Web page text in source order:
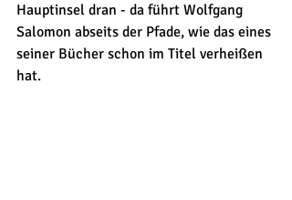
Hauptinsel dran - da führt Wolfgang
Salomon abseits der Pfade, wie das eines
seiner Bücher schon im Titel verheißen
hat.